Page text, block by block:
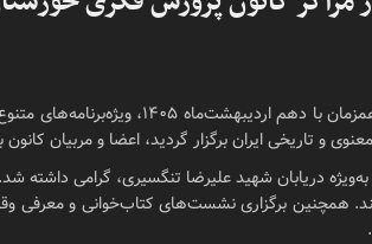
به گزارش روابط‌عمومی کانون پرورش
تاریخی ایران برگزار گردید، اعضا و مربیان کانون
به‌ویژه دریابان شهید علیرضا تنگسیری، گرامی
همچنین برگزاری نشست‌های کتاب‌خوانی و معرفی